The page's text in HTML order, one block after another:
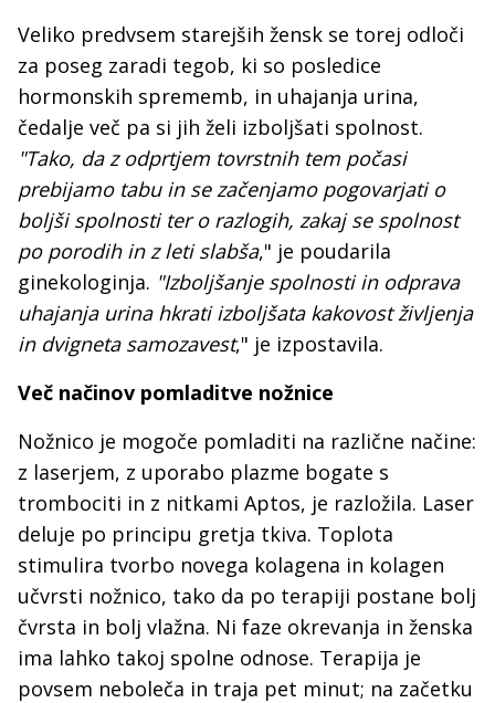
Veliko predvsem starejših žensk se torej odloči
za poseg zaradi tegob, ki so posledice
hormonskih sprememb, in uhajanja urina,
čedalje več pa si jih želi izboljšati spolnost.
"Tako, da z odprtjem tovrstnih tem počasi
prebijamo tabu in se začenjamo pogovarjati o
boljši spolnosti ter o razlogih, zakaj se spolnost
po porodih in z leti slabša," je poudarila
ginekologinja. "Izboljšanje spolnosti in odprava
uhajanja urina hkrati izboljšata kakovost življenja
in dvigneta samozavest," je izpostavila.
Več načinov pomladitve nožnice
Nožnico je mogoče pomladiti na različne načine:
z laserjem, z uporabo plazme bogate s
trombociti in z nitkami Aptos, je razložila. Laser
deluje po principu gretja tkiva. Toplota
stimulira tvorbo novega kolagena in kolagen
učvrsti nožnico, tako da po terapiji postane bolj
čvrsta in bolj vlažna. Ni faze okrevanja in ženska
ima lahko takoj spolne odnose. Terapija je
povsem neboleča in traja pet minut; na začetku